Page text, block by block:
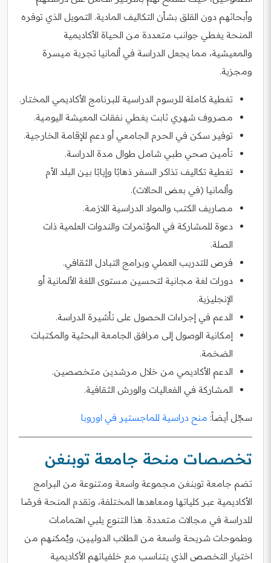
وأبحاثهم دون القلق بشأن التكاليف المادية. التمويل الذي توفره
المنحة يغطي جوانب متعددة من الحياة الأكاديمية
والمعيشية، مما يجعل الدراسة في ألمانيا تجربة ميسرة
ومجزية.
تغطية كاملة للرسوم الدراسية للبرنامج الأكاديمي المختار.
مصروف شهري ثابت يغطي نفقات المعيشة اليومية.
توفير سكن في الحرم الجامعي أو دعم للإقامة الخارجية.
تأمين صحي طبي شامل طوال مدة الدراسة.
تغطية تكاليف تذاكر السفر ذهابًا وإيابًا بين البلد الأم
وألمانيا (في بعض الحالات).
مصاريف الكتب والمواد الدراسية اللازمة.
دعوة للمشاركة في المؤتمرات والندوات العلمية ذات
الصلة.
فرص للتدريب العملي وبرامج التبادل الثقافي.
دورات لغة مجانية لتحسين مستوى اللغة الألمانية أو
الإنجليزية.
الدعم في إجراءات الحصول على تأشيرة الدراسة.
إمكانية الوصول إلى مرافق الجامعة البحثية والمكتبات
الضخمة.
الدعم الأكاديمي من خلال مرشدين متخصصين.
المشاركة في الفعاليات والورش الثقافية.
سجّل أيضاً: منح دراسية للماجستير في اوروبا
تخصصات منحة جامعة توبنغن
تضم جامعة توبنغن مجموعة واسعة ومتنوعة من البرامج
الأكاديمية عبر كلياتها ومعاهدها المختلفة، وتقدم المنحة فرصًا
للدراسة في مجالات متعددة. هذا التنوع يلبي اهتمامات
وطموحات شريحة واسعة من الطلاب الدوليين، ويُمكنهم من
اختيار التخصص الذي يتناسب مع خلفياتهم الأكاديمية